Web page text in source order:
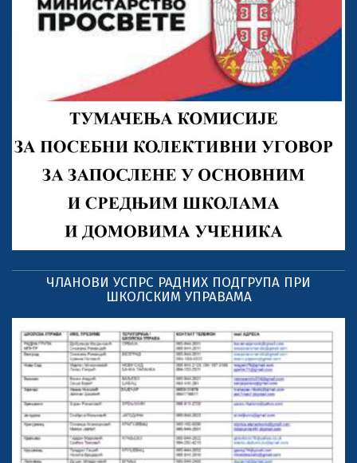
ЧЛАНОВИ УСПРС РАДНИХ ПОДГРУПА ПРИ
ШКОЛСКИМ УПРАВАМА